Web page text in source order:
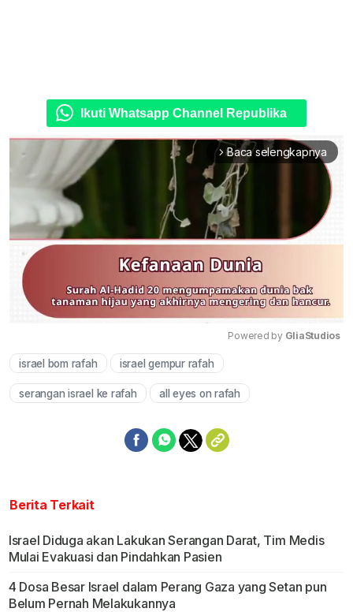
Ikuti Whatsapp Channel Republika
arrow_forward_ios Baca selengkapnya
Powered by GliaStudios
israel bom rafah israel gempur rafah
serangan israel ke rafah all eyes on rafah
Berita Terkait
Israel Diduga akan Lakukan Serangan Darat, Tim Medis
Mulai Evakuasi dan Pindahkan Pasien
4 Dosa Besar Israel dalam Perang Gaza yang Setan pun
Belum Pernah Melakukannya